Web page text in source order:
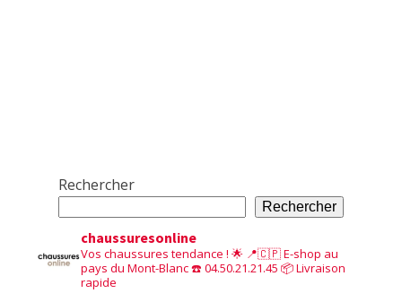
Rechercher
Rechercher
chaussuresonline
Vos chaussures tendance ! 🌟 📍🇨🇵 E-shop au
pays du Mont-Blanc☎️ 04.50.21.21.45 📦 Livraison
rapide